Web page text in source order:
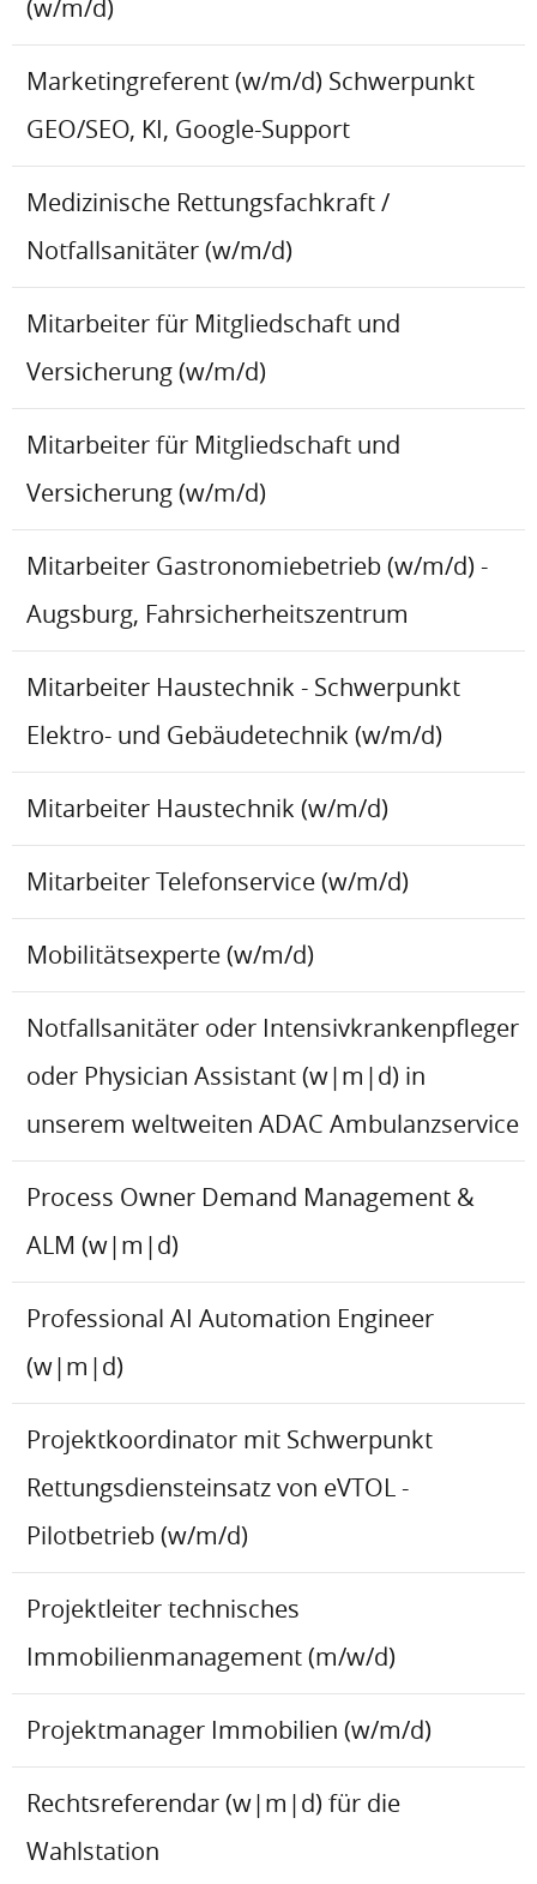
(w/m/d)
Marketingreferent (w/m/d) Schwerpunkt
GEO/SEO, KI, Google-Support
Medizinische Rettungsfachkraft /
Notfallsanitäter (w/m/d)
Mitarbeiter für Mitgliedschaft und
Versicherung (w/m/d)
Mitarbeiter für Mitgliedschaft und
Versicherung (w/m/d)
Mitarbeiter Gastronomiebetrieb (w/m/d) -
Augsburg, Fahrsicherheitszentrum
Mitarbeiter Haustechnik - Schwerpunkt
Elektro- und Gebäudetechnik (w/m/d)
Mitarbeiter Haustechnik (w/m/d)
Mitarbeiter Telefonservice (w/m/d)
Mobilitätsexperte (w/m/d)
Notfallsanitäter oder Intensivkrankenpfleger
oder Physician Assistant (w|m|d) in
unserem weltweiten ADAC Ambulanzservice
Process Owner Demand Management &
ALM (w|m|d)
Professional AI Automation Engineer
(w|m|d)
Projektkoordinator mit Schwerpunkt
Rettungsdiensteinsatz von eVTOL -
Pilotbetrieb (w/m/d)
Projektleiter technisches
Immobilienmanagement (m/w/d)
Projektmanager Immobilien (w/m/d)
Rechtsreferendar (w|m|d) für die
Wahlstation